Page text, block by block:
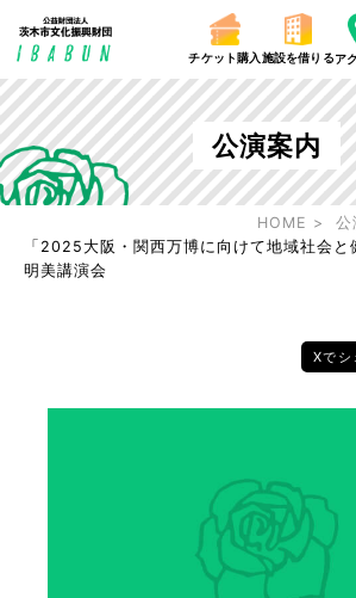
チケット購入 施設を借りるア
公演案内
HOME 公
「2025大阪・関西万博に向けて地域社会と
明美講演会
Xでシ